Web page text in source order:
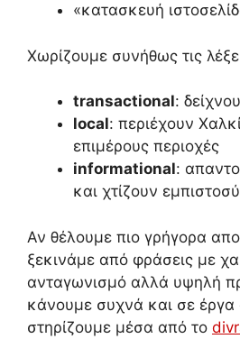
«κατασκευή
Χωρίζουμε συνήθως τις
transactional:
local: περιέχουν
επιμέρους περιοχές
informational:
και χτίζουν
Αν θέλουμε πιο γρήγορα
ξεκινάμε από φράσεις με
ανταγωνισμό αλλά υψηλή
κάνουμε συχνά και σε
στηρίζουμε μέσα από το